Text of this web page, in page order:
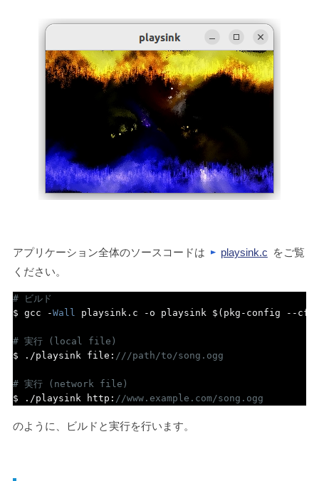
アプリケーション全体のソースコードは playsink.c をご覧
ください。
# ビルド
$ gcc
-Wall playsink. c - o playsink $ ( pkg - config --
# 実行 (local file)
$
./playsink file : ///path/to/song.ogg
# 実行 (network file)
$
./playsink http : //www.example.com/song.ogg
のように、ビルドと実行を行います。